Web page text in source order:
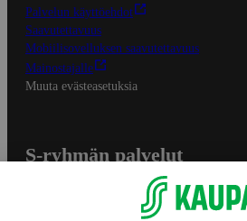
Palvelun käyttöehdot
Saavutettavuus
Mobiilisovelluksen saavutettavuus
Mainostajalle
Muuta evästeasetuksia
S-ryhmän palvelut